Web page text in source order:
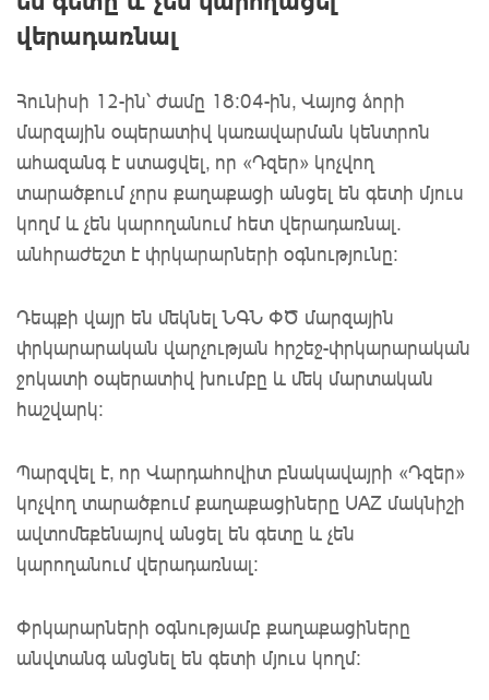
վերադառնալ
Հունիսի 12-ին՝ ժամը 18։04-ին, Վայոց ձորի
մարզային օպերատիվ կառավարման կենտրոն
ահազանգ է ստացվել, որ «Դզեր» կոչվող
տարածքում չորս քաղաքացի անցել են գետի մյուս
կողմ և չեն կարողանում հետ վերադառնալ.
անհրաժեշտ է փրկարարների օգնությունը:
Դեպքի վայր են մեկնել ՆԳՆ ՓԾ մարզային
փրկարարական վարչության հրշեջ-փրկարարական
ջոկատի օպերատիվ խումբը և մեկ մարտական
հաշվարկ։
Պարզվել է, որ Վարդահովիտ բնակավայրի «Դզեր»
կոչվող տարածքում քաղաքացիները UAZ մակնիշի
ավտոմեքենայով անցել են գետը և չեն
կարողանում վերադառնալ:
Փրկարարների օգնությամբ քաղաքացիները
անվտանգ անցնել են գետի մյուս կողմ: